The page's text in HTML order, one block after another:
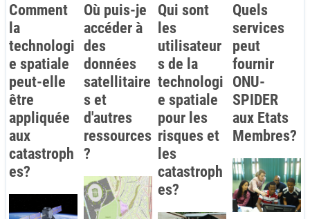
Comment
la
technologi
e spatiale
peut-elle
être
appliquée
aux
catastroph
es?
Où puis-je
accéder à
des
données
satellitaire
s et
d'autres
ressources
?
Qui sont
les
utilisateur
s de la
technologi
e spatiale
pour les
risques et
les
catastroph
es?
Quels
services
peut
fournir
ONU-
SPIDER
aux Etats
Membres?